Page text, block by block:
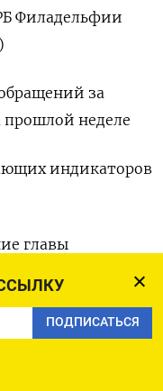
ПОДПИСАТЬСЯ
Филадельфии
за
прошлой неделе
индикаторов
главы
запасов
энергетической